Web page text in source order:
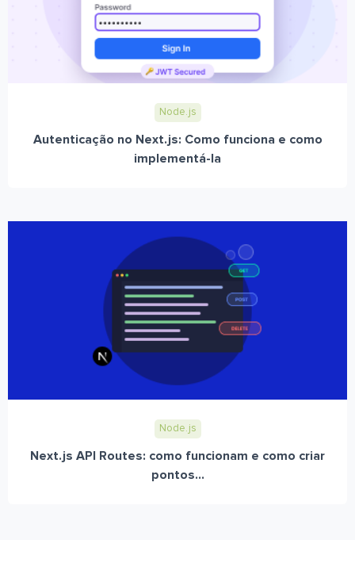
Node.js
Autenticação no Next.js: Como funciona e como
implementá-la
Node.js
Next.js API Routes: como funcionam e como criar
pontos...